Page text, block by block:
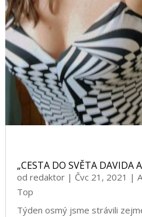
„CESTA DO SVĚTA DAVIDA
od redaktor| Čvc 21, 2021 |
Top
Týden osmý jsme strávili